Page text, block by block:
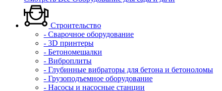
Строительство
- Сварочное оборудование
- 3D принтеры
- Бетономешалки
- Виброплиты
- Глубинные вибраторы для бетона и бетоноломы
- Грузоподъемное оборудование
- Насосы и насосные станции